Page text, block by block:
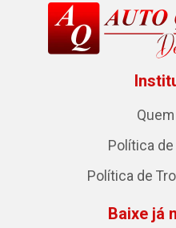
Política
Política de
Baixe já